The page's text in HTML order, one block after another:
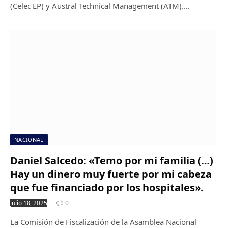
(Celec EP) y Austral Technical Management (ATM).…
NACIONAL
Daniel Salcedo: «Temo por mi familia (…)
Hay un dinero muy fuerte por mi cabeza
que fue financiado por los hospitales».
julio 18, 2025 0
La Comisión de Fiscalización de la Asamblea Nacional